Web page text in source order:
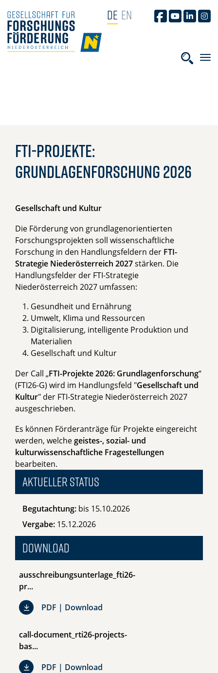
HOME
DE EN GFF AUF
GFF AUF
GFFGFF
FTI-Projekte:
Grundlagenforschung 2026
Gesellschaft und Kultur
Die Förderung von grundlagenorientierten
Forschungsprojekten soll wissenschaftliche
Forschung in den Handlungsfeldern der FTI-
Strategie Niederösterreich 2027stärken. Die
Handlungsfelder der FTI-Strategie
Niederösterreich 2027 umfassen:
Gesundheit und Ernährung
Umwelt, Klima und Ressourcen
Digitalisierung, intelligente Produktion und
Materialien
Gesellschaft und Kultur
Der Call „FTI-Projekte 2026: Grundlagenforschung“
(FTI26-G) wird im Handlungsfeld "Gesellschaft und
Kultur" der FTI-Strategie Niederösterreich 2027
ausgeschrieben.
Es können Förderanträge für Projekte eingereicht
werden, welchegeistes-, sozial- und
kulturwissenschaftliche Fragestellungen
bearbeiten.
Aktueller Status
Begutachtung: bis 15.10.2026
Vergabe: 15.12.2026
Download
ausschreibungsunterlage_fti26-
pr...
PDF | Download
call-document_rti26-projects-
bas...
PDF | Download